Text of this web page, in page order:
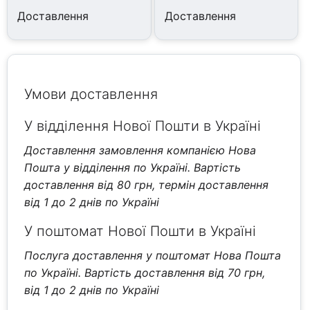
Доставлення Доставлення
Умови доставлення
У відділення Нової Пошти в Україні
Доставлення замовлення компанією Нова
Пошта у відділення по Україні. Вартість
доставлення від 80 грн, термін доставлення
від 1 до 2 днів по Україні
У поштомат Нової Пошти в Україні
Послуга доставлення у поштомат Нова Пошта
по Україні. Вартість доставлення від 70 грн,
від 1 до 2 днів по Україні